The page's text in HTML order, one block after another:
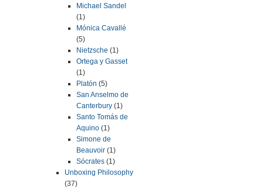
Michael Sandel
(1)
Mónica Cavallé
(5)
Nietzsche (1)
Ortega y Gasset
(1)
Platón (5)
San Anselmo de
Canterbury (1)
Santo Tomás de
Aquino (1)
Simone de
Beauvoir (1)
Sócrates (1)
Unboxing Philosophy
(37)